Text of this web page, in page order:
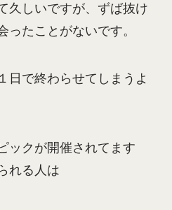
久しいですが、ずば抜け
ったことがないです。
日で終わらせてしまうよ
ックが開催されてます
れる人は